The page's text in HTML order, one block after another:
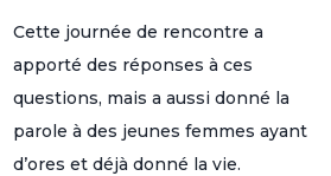
Cette journée de rencontre a
apporté des réponses à ces
questions, mais a aussi donné la
parole à des jeunes femmes ayant
d’ores et déjà donné la vie.